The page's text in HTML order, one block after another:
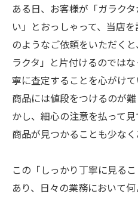
ある日、お客様が「ガラク
い」とおっしゃって、当店
のようなご依頼をいただく
ラクタ」と片付けるのでは
寧に査定することを心がけ
商品には値段をつけるのが
かし、細心の注意を払って
商品が見つかることも少なく
この「しっかり丁寧に見る
あり、日々の業務において